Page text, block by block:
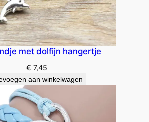
met dolfijn hangertje
€ 7,45
aan winkelwagen